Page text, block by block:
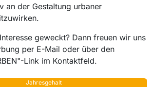
an der Gestaltung urbaner
geweckt? Dann freuen wir uns
per E-Mail oder über den
Link im Kontaktfeld.
Jahresgehalt